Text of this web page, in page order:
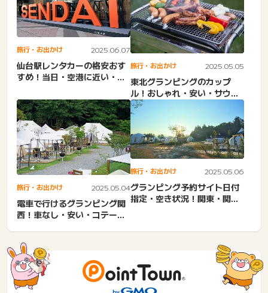
旅行・お出かけ 2025.06.07
仙台駅レンタカーの格安おす
すめ！当日・空港に近い・乗
旅行・お出かけ 2025.05.05
東北グランピングのカップ
ル！おしゃれ・安い・サウナ
付き・コテージ・子連れ・家
族...
旅行・お出かけ 2025.05.04
電車で行けるグランピング関
西！車なし・安い・コテー
旅行・お出かけ 2025.05.06
グランピング予約サイト日付
指定・空き状況！関東・関